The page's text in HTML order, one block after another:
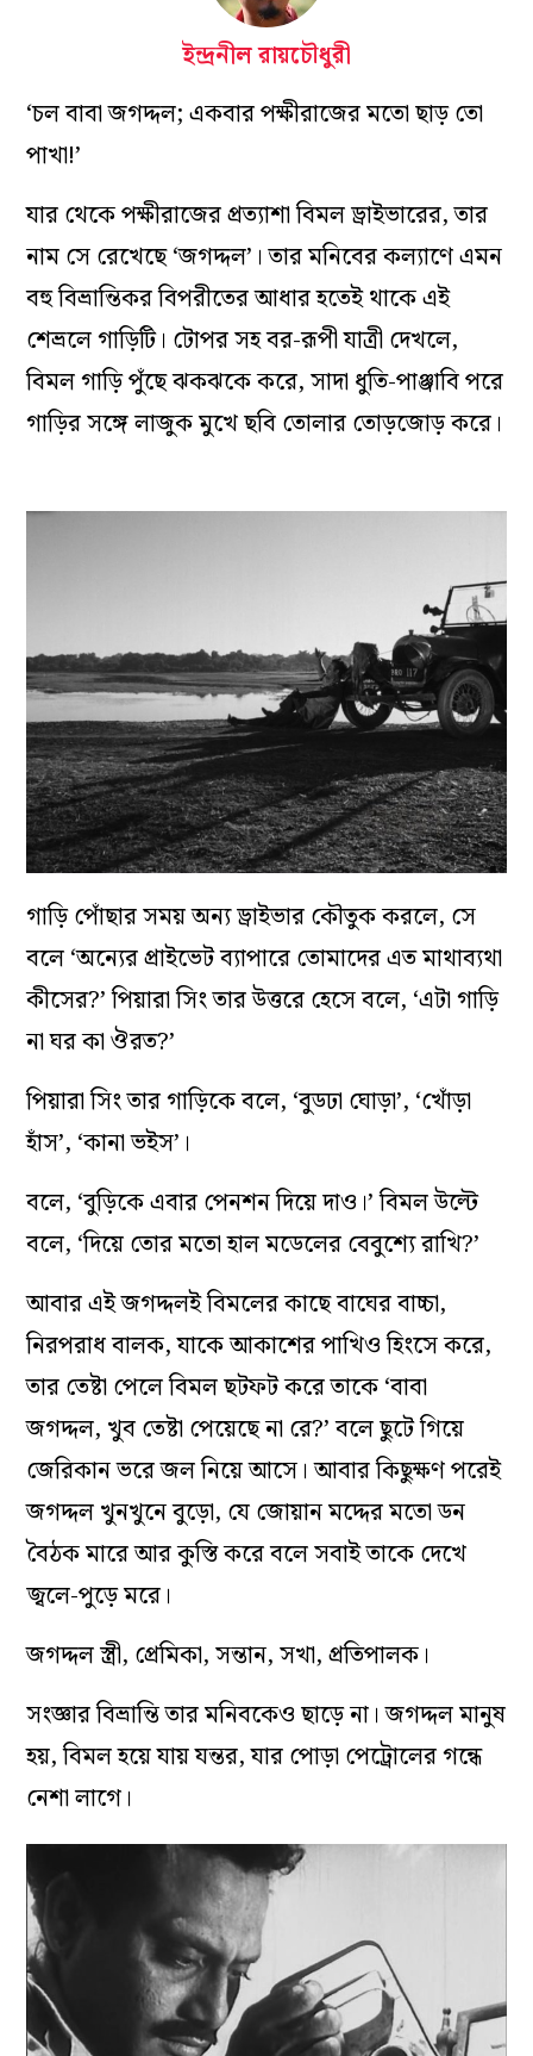
ইন্দ্রনীল রায়চৌধুরী
‘চল বাবা জগদ্দল; একবার পক্ষীরাজের মতো ছাড় তো
পাখা!’
যার থেকে পক্ষীরাজের প্রত্যাশা বিমল ড্রাইভারের, তার
নাম সে রেখেছে ‘জগদ্দল’।তার মনিবের কল্যাণে এমন
বহু বিভ্রান্তিকর বিপরীতের আধার হতেই থাকে এই
শেভ্রলে গাড়িটি। টোপর সহ বর-রূপী যাত্রী দেখলে,
বিমল গাড়ি পুঁছে ঝকঝকে করে, সাদা ধুতি-পাঞ্জাবি পরে
গাড়ির সঙ্গে লাজুক মুখে ছবি তোলার তোড়জোড় করে।
গাড়ি পোঁছার সময় অন্য ড্রাইভার কৌতুক করলে, সে
বলে ‘অন্যের প্রাইভেট ব্যাপারে তোমাদের এত মাথাব্যথা
কীসের?’ পিয়ারা সিং তার উত্তরে হেসে বলে, ‘এটা গাড়ি
না ঘর কা ঔরত?’
পিয়ারা সিং তার গাড়িকে বলে, ‘বুডঢা ঘোড়া’, ‘খোঁড়া
হাঁস’, ‘কানা ভইস’।
বলে, ‘বুড়িকে এবার পেনশন দিয়ে দাও।’ বিমল উল্টে
বলে, ‘দিয়ে তোর মতো হাল মডেলের বেবুশ্যে রাখি?’
আবার এই জগদ্দলই বিমলের কাছে বাঘের বাচ্চা,
নিরপরাধ বালক, যাকে আকাশের পাখিও হিংসে করে,
তার তেষ্টা পেলে বিমল ছটফট করে তাকে ‘বাবা
জগদ্দল, খুব তেষ্টা পেয়েছে না রে?’ বলে ছুটে গিয়ে
জেরিকান ভরে জল নিয়ে আসে। আবার কিছুক্ষণ পরেই
জগদ্দল খুনখুনে বুড়ো, যে জোয়ান মদ্দের মতো ডন
বৈঠক মারে আর কুস্তি করে বলে সবাই তাকে দেখে
জ্বলে-পুড়ে মরে।
জগদ্দল স্ত্রী, প্রেমিকা, সন্তান, সখা, প্রতিপালক।
সংজ্ঞার বিভ্রান্তি তার মনিবকেও ছাড়ে না। জগদ্দল মানুষ
হয়, বিমল হয়ে যায় যন্তর, যার পোড়া পেট্রোলের গন্ধে
নেশা লাগে।